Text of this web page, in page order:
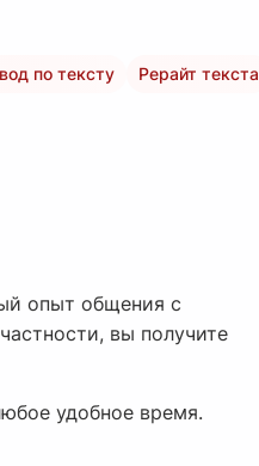
по тексту
Рерайт текста
опыт общения с
вы получите
удобное время.